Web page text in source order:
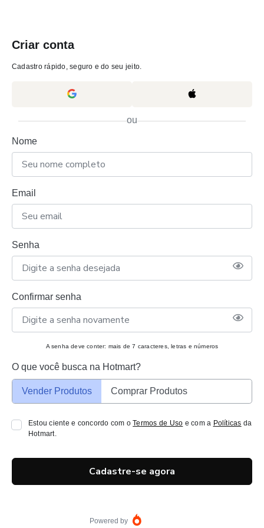
Criar conta
Cadastro rápido, seguro e do seu jeito.
ou
Nome
Email
Senha
Confirmar senha
A senha deve conter: mais de 7 caracteres, letras e números
O que você busca na Hotmart?
Vender Produtos Comprar Produtos
Estou ciente e concordo com oTermos de Uso e com a Políticas da
Hotmart.
Cadastre-se agora
Powered by